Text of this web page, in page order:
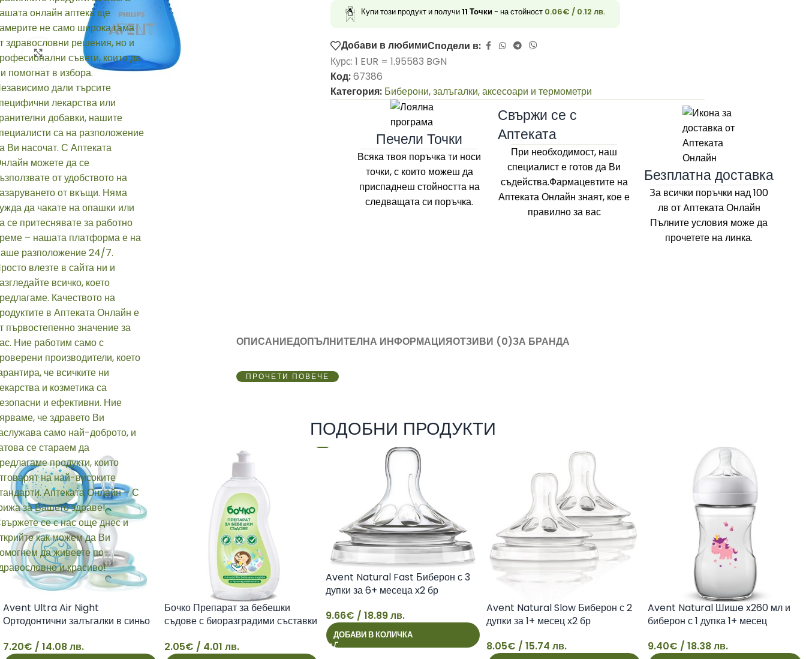
Click to enlarge
Купи този продукт и получи11 Точки- на стойност 0.06€ / 0.12 лв.
Добави в любимиСподели в:
Курс: 1 EUR = 1.95583 BGN
Код:67386
Категория: Биберони, залъгалки, аксесоари и термометри
Печели Точки
Всяка твоя поръчка ти носи
точки, с които можеш да
приспаднеш стойността на
следващата си поръчка.
Свържи се с
Аптеката
При необходимост, наш
специалист е готов да Ви
съдейства.Фармацевтите на
Аптеката Онлайн знаят, кое е
правилно за вас
Безплатна доставка
За всички поръчки над 100
лв от Aптеката Онлайн
Пълните условия може да
прочетете на линка.
ОПИСАНИЕДОПЪЛНИТЕЛНА ИНФОРМАЦИЯОТЗИВИ (0)ЗА БРАНДА
ПРОЧЕТИ ПОВЕЧЕ
ПОДОБНИ ПРОДУКТИ
Avent Ultra Air Night
Ортодонтични залъгалки в синьо
7.20€ / 14.08 лв.
Бочко Препарат за бебешки
съдове с биоразградими съставки
2.05€ / 4.01 лв.
Avent Natural Fast Биберон с 3
дупки за 6+ месеца х2 бр
9.66€ / 18.89 лв.
ДОБАВИ В КОЛИЧКА
Avent Natural Slow Биберон с 2
дупки за 1+ месец х2 бр
8.05€ / 15.74 лв.
Avent Natural Шишe x260 мл и
биберон с 1 дупка 1+ месец
9.40€ / 18.38 лв.